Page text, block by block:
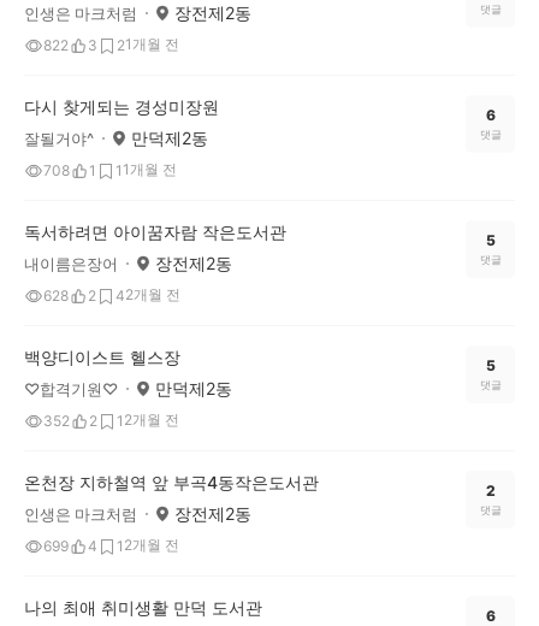
인생은 마크처럼 장전제2동
822 3 21개월 전
댓글
다시 찾게되는 경성미장원
잘될거야^ 만덕제2동
708 1 1 1개월 전
6
댓글
독서하려면 아이꿈자람 작은도서관
내이름은장어 장전제2동
628 2 42개월 전
5
댓글
백양디이스트 헬스장
♡합격기원♡ 만덕제2동
352 2 1 2개월 전
5
댓글
온천장 지하철역 앞 부곡4동작은도서관
인생은 마크처럼 장전제2동
699 4 1 2개월 전
2
댓글
나의 최애 취미생활 만덕 도서관 6